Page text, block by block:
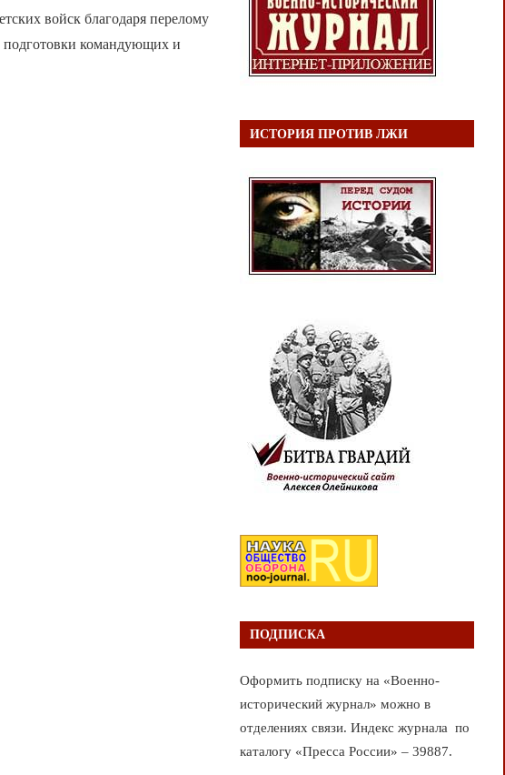
войск благодаря перелому
подготовки командующих и
ИСТОРИЯ ПРОТИВ ЛЖИ
ПОДПИСКА
Оформить подписку на «Военно-
исторический журнал» можно в
отделениях связи. Индекс журнала по
каталогу «Пресса России» – 39887.